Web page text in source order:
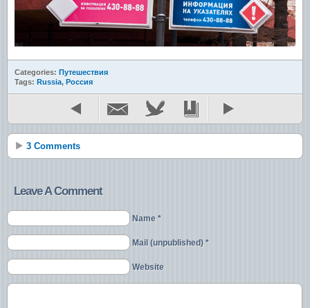
Categories: Путешествия
Tags: Russia, Россия
3 Comments
Leave A Comment
Name *
Mail (unpublished) *
Website